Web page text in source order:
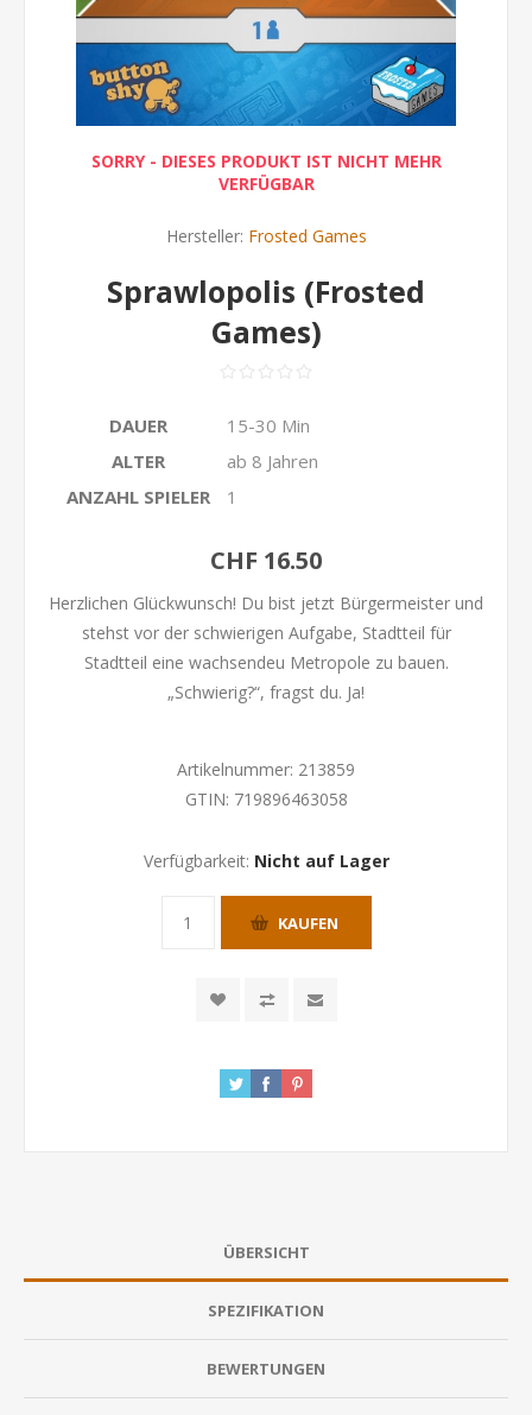
SORRY - DIESES PRODUKT IST NICHT MEHR
VERFÜGBAR
Hersteller: Frosted Games
Sprawlopolis (Frosted
Games)
DAUER
15-30 Min
ALTER
ab 8 Jahren
ANZAHL SPIELER
1
CHF 16.50
Herzlichen Glückwunsch! Du bist jetzt Bürgermeister und
stehst vor der schwierigen Aufgabe, Stadtteil für
Stadtteil eine wachsendeu Metropole zu bauen.
„Schwierig?“, fragst du. Ja!
Artikelnummer: 213859
GTIN: 719896463058
Verfügbarkeit: Nicht auf Lager
KAUFEN
ÜBERSICHT
SPEZIFIKATION
BEWERTUNGEN